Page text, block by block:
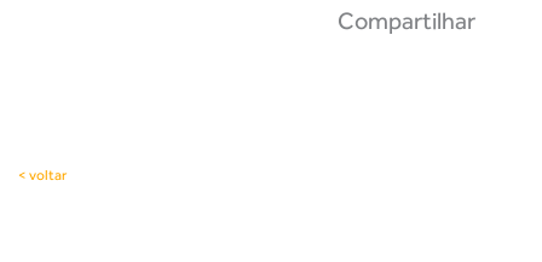
Compartilhar
< voltar